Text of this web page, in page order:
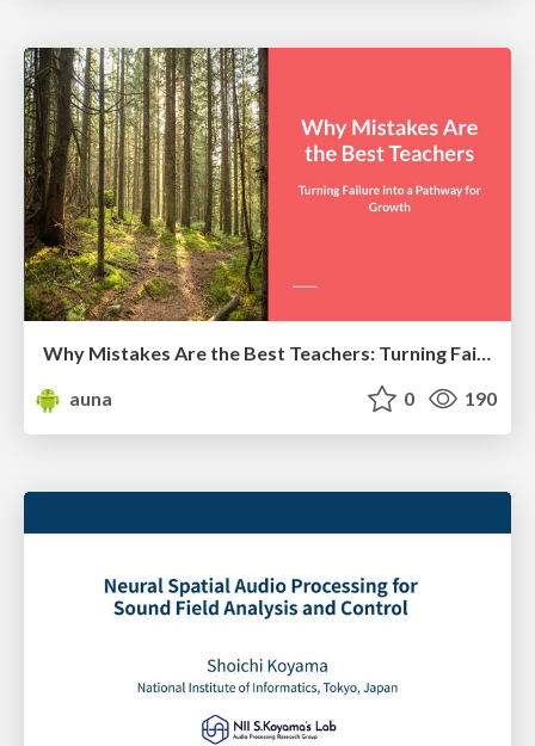
Why Mistakes Are the Best Teachers: Turning Failure into a Pathway for Growth
auna
0 190